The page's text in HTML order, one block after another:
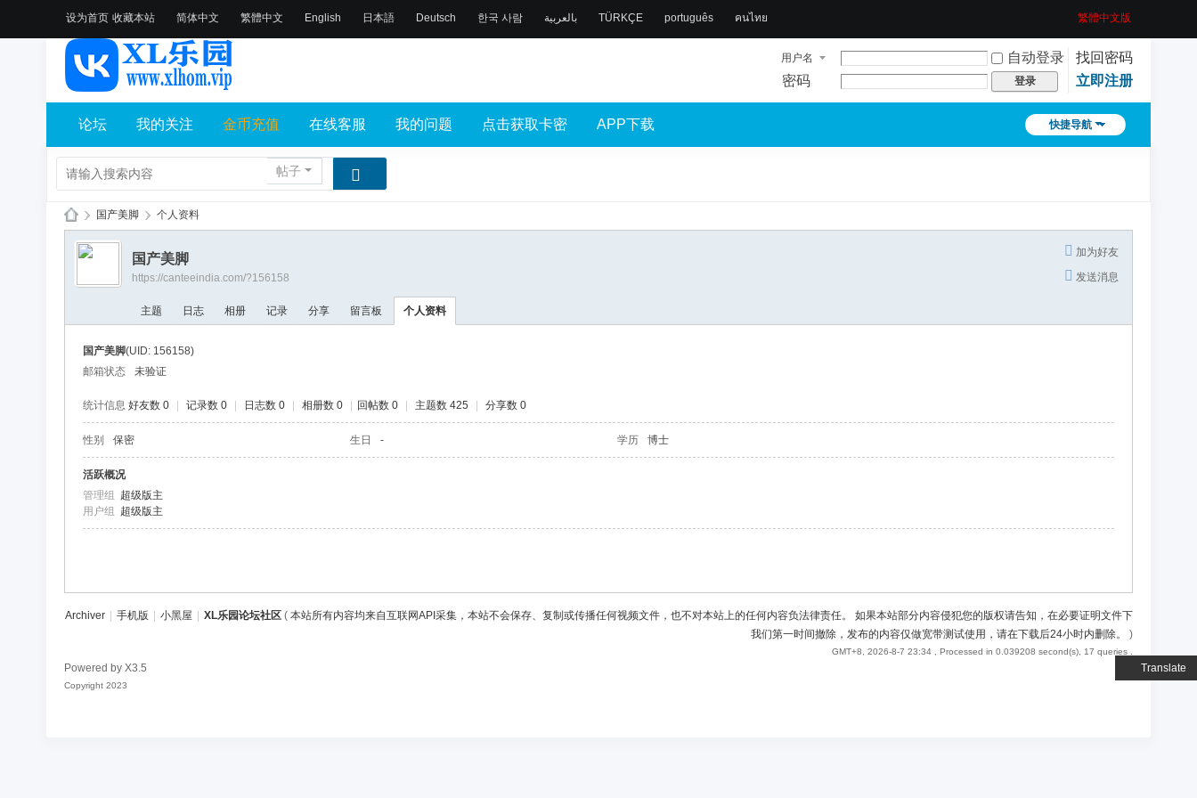
设为首页 收藏本站
Translate
简体中文 繁體中文 English 日本語 Deutsch 한국 사람 بالعربية TÜRKÇE português คนไทย 繁體中文版
用户名 自动登录
找回密码
密码
登录 立即注册
快捷导航
论坛 我的关注 金币充值 在线客服 我的问题 点击获取卡密 APP下载
帖子
X
乐
› 国产美脚 › 个人资料
加为好友
发送消息
国产美脚
https://canteeindia.com/?156158
主题 日志 相册 记录 分享 留言板 个人资料
国产美脚(UID: 156158)
邮箱状态
未验证
统计信息 好友数 0 记录数 0 日志数 0 相册数 0 回帖数 0 主题数 425 分享数 0
性别 保密 生日 - 学历 博士
活跃概况
管理组 超级版主
用户组 超级版主
Archiver 手机版 小黑屋 XL乐园论坛社区 ( 本站所有内容均来自互联网API采集，本站不会保存、复制或传播任何视频文件，也不对本站上的任何内容负法律责任。 如果本站部分内容侵犯您的版权请告知，在必要证明文件下
我们第一时间撤除，发布的内容仅做宽带测试使用，请在下载后24小时内删除。
)
GMT+8, 2026-8-7 23:34 , Processed in 0.039208 second(s), 17 queries .
Powered by X3.5
Copyright 2023